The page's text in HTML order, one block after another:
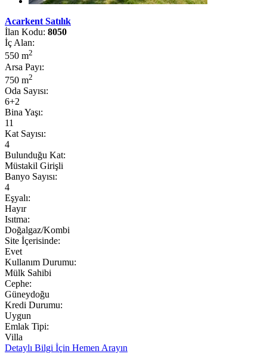
Acarkent Satılık
İlan Kodu: 8050
İç Alan:
550 m2
Arsa Payı:
750 m2
Oda Sayısı:
6+2
Bina Yaşı:
11
Kat Sayısı:
4
Bulunduğu Kat:
Müstakil Girişli
Banyo Sayısı:
4
Eşyalı:
Hayır
Isıtma:
Doğalgaz/Kombi
Site İçerisinde:
Evet
Kullanım Durumu:
Mülk Sahibi
Cephe:
Güneydoğu
Kredi Durumu:
Uygun
Emlak Tipi:
Villa
Detaylı Bilgi İçin Hemen Arayın